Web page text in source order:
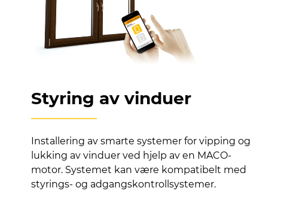
Styring av vinduer
Installering av smarte systemer for vipping og
lukking av vinduer ved hjelp av en MACO-
motor. Systemet kan være kompatibelt med
styrings- og adgangskontrollsystemer.